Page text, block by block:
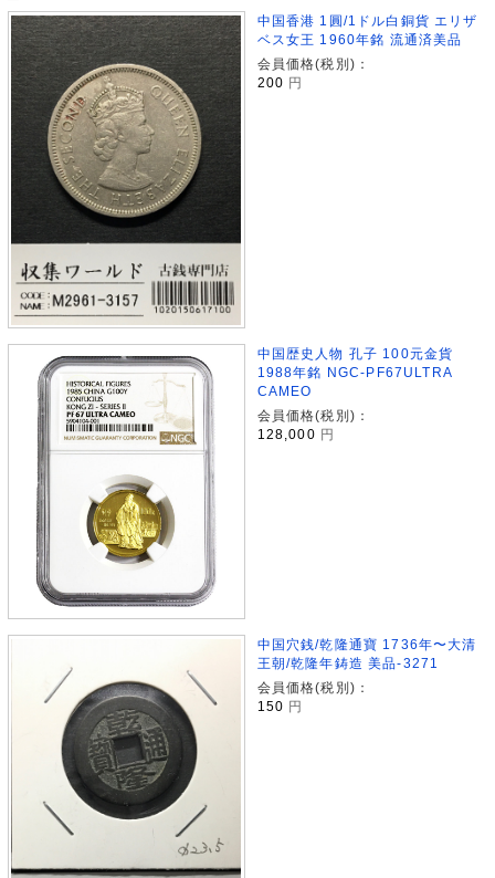
中国香港 1圓/1ドル白銅貨 エリザ
ベス女王 1960年銘 流通済美品
会員価格(税別)：
200 円
中国歴史人物 孔子 100元金貨
1988年銘 NGC-PF67ULTRA
CAMEO
会員価格(税別)：
128,000 円
中国穴銭/乾隆通寶 1736年〜大清
王朝/乾隆年鋳造 美品-3271
会員価格(税別)：
150 円